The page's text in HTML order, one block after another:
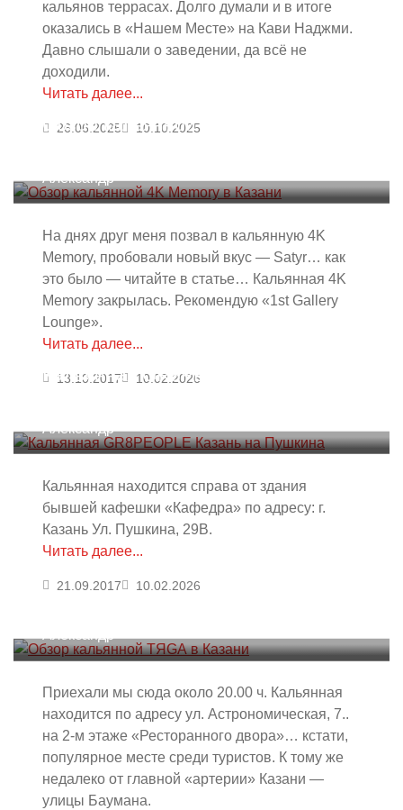
кальянов террасах. Долго думали и в итоге
оказались в «Нашем Месте» на Кави Наджми.
Давно слышали о заведении, да всё не
доходили.
Читать далее...
26.06.2025 10.10.2025
Обзор кальянной 4K Memory в
Александр
На днях друг меня позвал в кальянную 4K
Memory, пробовали новый вкус — Satyr… как
это было — читайте в статье… Кальянная 4K
Memory закрылась. Рекомендую «1st Gallery
Lounge».
Читать далее...
13.10.2017 10.02.2026
Кальянная GR8PEOPLE Казань на
Александр
Кальянная находится справа от здания
бывшей кафешки «Кафедра» по адресу: г.
Казань Ул. Пушкина, 29В.
Читать далее...
21.09.2017 10.02.2026
Приехали мы сюда около 20.00 ч. Кальянная
находится по адресу ул. Астрономическая, 7..
на 2-м этаже «Ресторанного двора»… кстати,
популярное месте среди туристов. К тому же
недалеко от главной «артерии» Казани —
улицы Баумана.